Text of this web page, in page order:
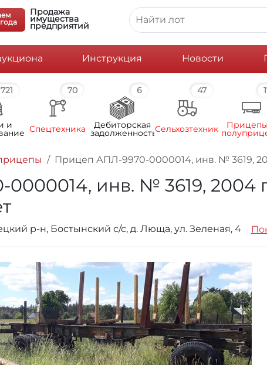
Продажа
имущества
предприятий
Инструкция Новости
721
и
70
Спецтехника
6
Дебиторская
задолженность
47
Сельхозтехника
Прицеп АПЛ-9970-0000014, инв. № 3619,
инв. № 3619, 2004
р-н, Бостынский с/с, д. Люща, ул. Зеленая, 4